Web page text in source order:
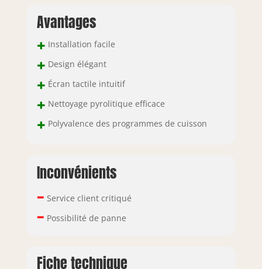
Avantages
+ Installation facile
+ Design élégant
+ Écran tactile intuitif
+ Nettoyage pyrolitique efficace
+ Polyvalence des programmes de cuisson
Inconvénients
– Service client critiqué
– Possibilité de panne
Fiche technique